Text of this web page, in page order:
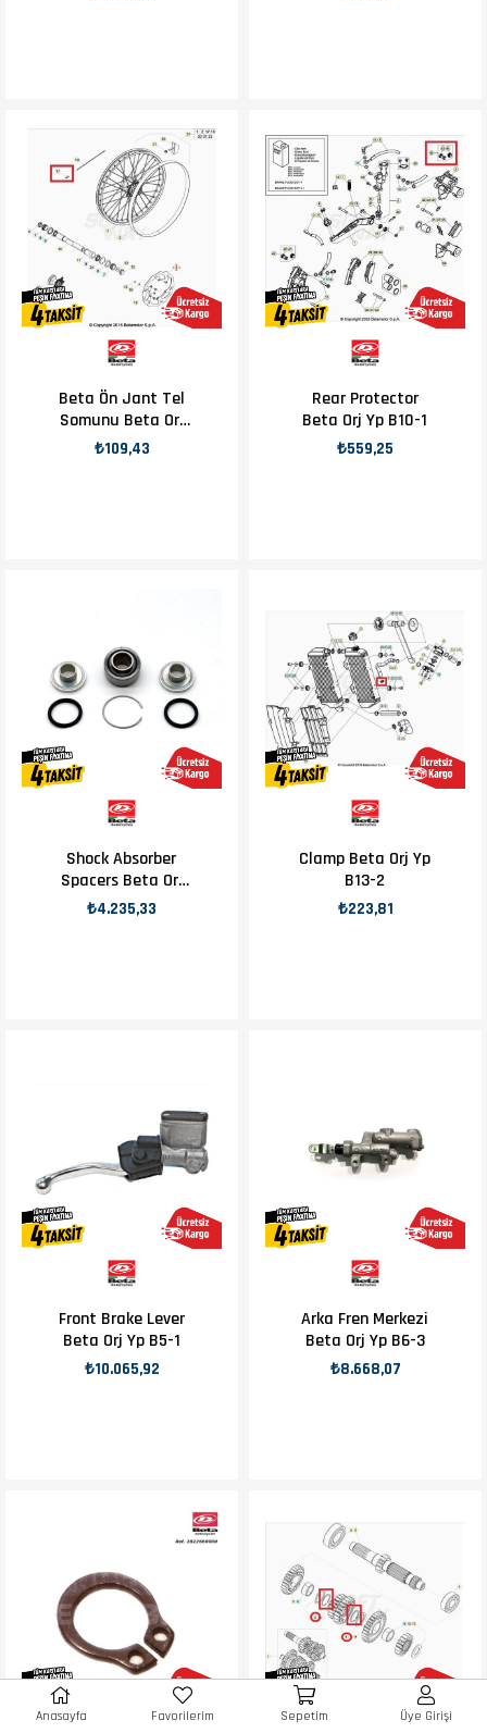
Beta Ön Jant Tel
Somunu Beta Orj
Yp B14-2
₺109,43
Rear Protector
Beta Orj Yp B10-1
₺559,25
Shock Absorber
Spacers Beta Orj
Yp B7-3
₺4.235,33
Clamp Beta Orj Yp
B13-2
₺223,81
Front Brake Lever
Beta Orj Yp B5-1
₺10.065,92
Arka Fren Merkezi
Beta Orj Yp B6-3
₺8.668,07
Anasayfa Favorilerim Sepetim Üye Girişi